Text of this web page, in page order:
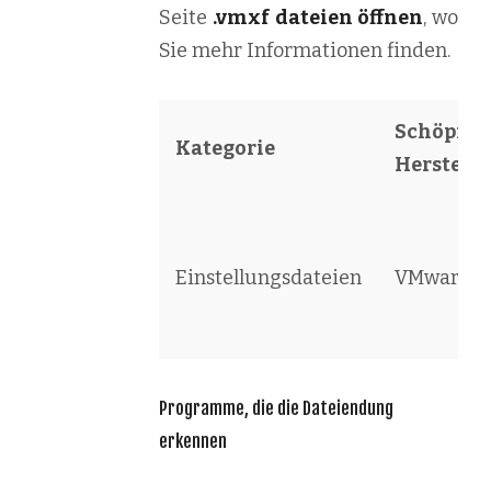
Seite .vmxf dateien öffnen, wo
Sie mehr Informationen finden.
Kategorie
Schöpfer
Einstellungsdateien VMware
Programme, die die Dateiendung
erkennen